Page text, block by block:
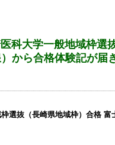
医科大学一般地域枠
から合格体験記が届
選抜（長崎県地域枠）合格 富